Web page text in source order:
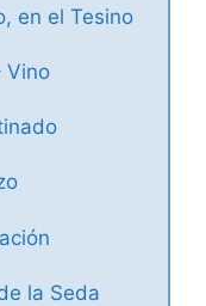
en el Tesino
Vino
la Seda